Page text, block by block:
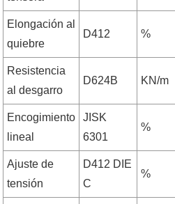
Elongación al
quiebre
D412 %
Resistencia
al desgarro
D624B KN/m
Encogimiento
lineal
JISK
6301
%
Ajuste de
tensión
D412 DIE
C
%